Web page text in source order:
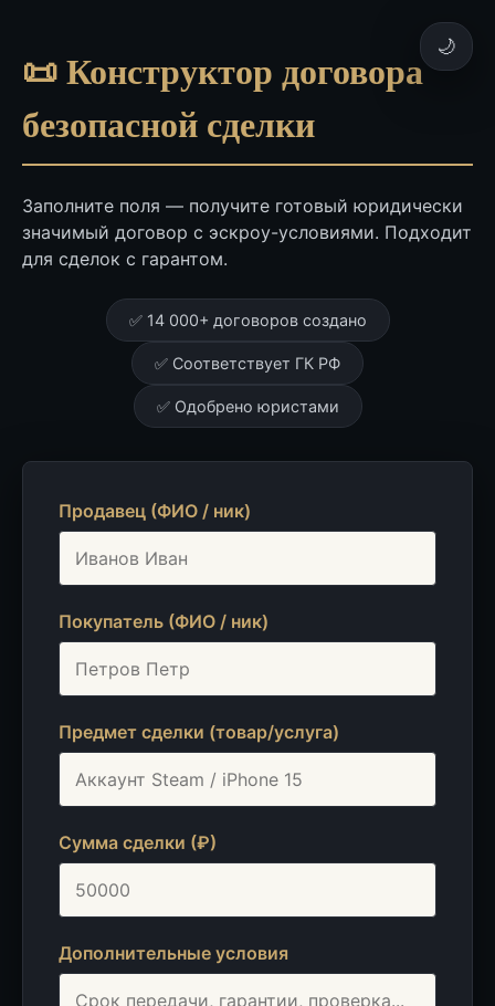
🌙
📜 Конструктор договора
безопасной сделки
Заполните поля — получите готовый юридически
значимый договор с эскроу-условиями. Подходит
для сделок с гарантом.
✅ 14 000+ договоров создано
✅ Соответствует ГК РФ
✅ Одобрено юристами
Продавец (ФИО / ник)
Покупатель (ФИО / ник)
Предмет сделки (товар/услуга)
Сумма сделки (₽)
Дополнительные условия